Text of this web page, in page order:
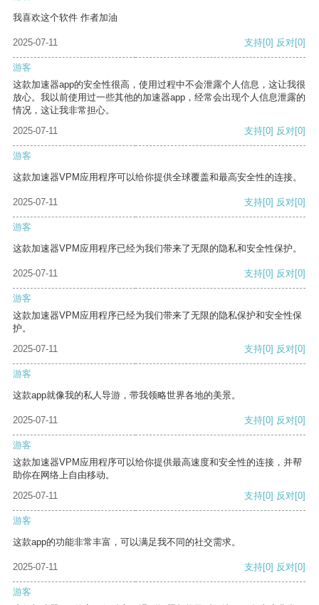
我喜欢这个软件 作者加油
2025-07-11 支持[0] 反对[0]
游客
这款加速器app的安全性很高，使用过程中不会泄露个人信息，这让我很
放心。我以前使用过一些其他的加速器app，经常会出现个人信息泄露的
情况，这让我非常担心。
2025-07-11
支持[0] 反对[0]
游客
这款加速器VPM应用程序可以给你提供全球覆盖和最高安全性的连接。
2025-07-11 支持[0] 反对[0]
游客
这款加速器VPM应用程序已经为我们带来了无限的隐私和安全性保护。
2025-07-11 支持[0] 反对[0]
游客
这款加速器VPM应用程序已经为我们带来了无限的隐私保护和安全性保
护。
2025-07-11
支持[0] 反对[0]
游客
这款app就像我的私人导游，带我领略世界各地的美景。
2025-07-11 支持[0] 反对[0]
游客
这款加速器VPM应用程序可以给你提供最高速度和安全性的连接，并帮
助你在网络上自由移动。
2025-07-11
支持[0] 反对[0]
游客
这款app的功能非常丰富，可以满足我不同的社交需求。
2025-07-11 支持[0] 反对[0]
游客